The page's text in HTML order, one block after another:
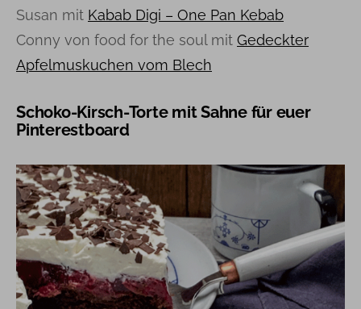
Susan mit Kabab Digi – One Pan Kebab
Conny von food for the soul mit Gedeckter
Apfelmuskuchen vom Blech
Schoko-Kirsch-Torte mit Sahne für euer
Pinterestboard